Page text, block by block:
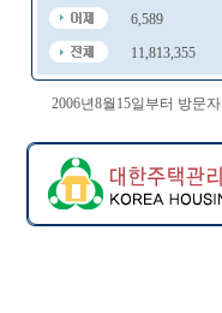
6,589
11,813,355
2006년8월15일부터 방문자